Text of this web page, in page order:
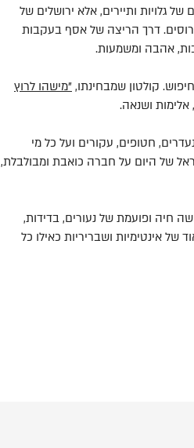
לא ירושלים של גלויות ותיירים, אלא ירושלים של
הרוסים. דרך הריצה של אסף בעקבות
אהבה ומשמעות.
קולטון שמבחינתו, "מישהו לרוץ
ושנאה.
חטופים, עקורים ועל כל מי
של היום על חברה כואבת ומבולבלת,
חיה ופועמת של נעורים, בדידות,
של אינטימיות ושבריריות כאילו כל